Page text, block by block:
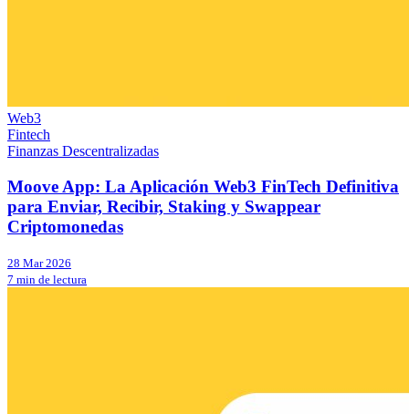
Web3
Fintech
Finanzas Descentralizadas
Moove App: La Aplicación Web3 FinTech Definitiva
para Enviar, Recibir, Staking y Swappear
Criptomonedas
28 Mar 2026
7 min de lectura